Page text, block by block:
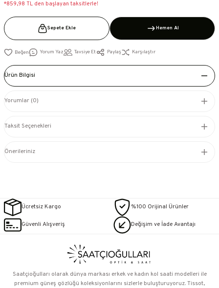
*859,98 TL den başlayan taksitlerle!
Sepete Ekle Hemen Al
Yorum Yaz Tavsiye Et Paylaş Karşılaştır
Ürün Bilgisi
Yorumlar (0)
Taksit Seçenekleri
Önerileriniz
Ücretsiz Kargo %100 Orijinal Ürünler
Güvenli Alışveriş Değişim ve İade Avantajı
Saatçioğulları⁠ olarak dünya markası erkek ve kadın kol saati modelleri ile
premium güneş gözlüğü koleksiyonlarını sizlerle buluşturuyoruz. Tissot,